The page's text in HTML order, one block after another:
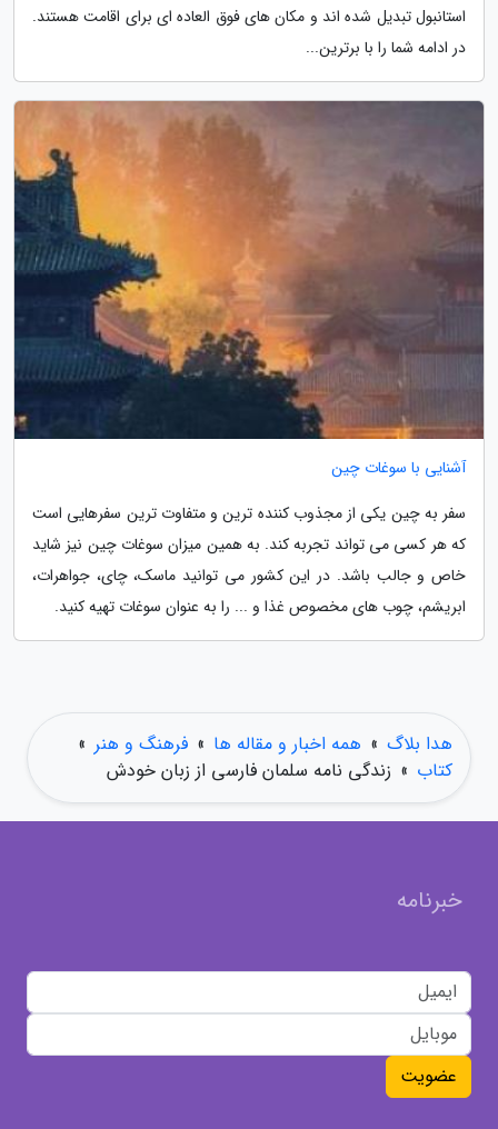
استانبول تبدیل شده اند و مکان های فوق العاده ای برای اقامت هستند.
در ادامه شما را با برترین...
آشنایی با سوغات چین
سفر به چین یکی از مجذوب کننده ترین و متفاوت ترین سفرهایی است
که هر کسی می تواند تجربه کند. به همین میزان سوغات چین نیز شاید
خاص و جالب باشد. در این کشور می توانید ماسک، چای، جواهرات،
ابریشم، چوب های مخصوص غذا و ... را به عنوان سوغات تهیه کنید.
هدا بلاگ » همه اخبار و مقاله ها » فرهنگ و هنر »
کتاب » زندگی نامه سلمان فارسی از زبان خودش
خبرنامه
عضویت